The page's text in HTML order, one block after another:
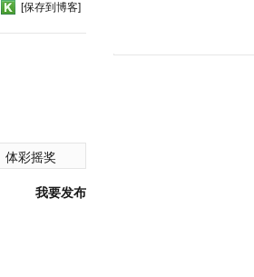
[保存到博客]
体彩摇奖
我要发布